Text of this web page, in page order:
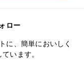
ロー
に、簡単においしく
います。